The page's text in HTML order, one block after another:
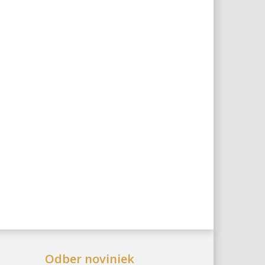
Odber noviniek